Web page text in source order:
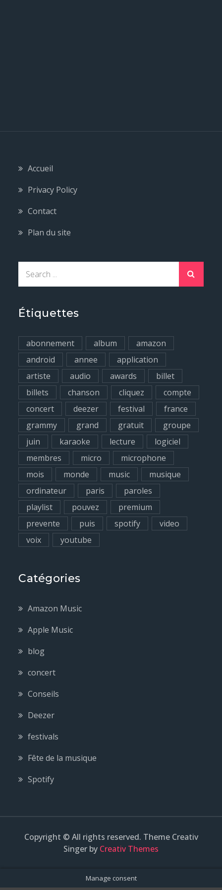
Accueil
Privacy Policy
Contact
Plan du site
r
h
f
o
Étiquettes
abonnement album
amazon
android
annee
application
artiste
audio awards
billet
billets
chanson cliquez
compte
concert
deezer festival
france
grammy
grand gratuit
groupe
juin
karaoke lecture
logiciel
membres
micro
microphone
mois
monde music
musique
ordinateur
paris
paroles
playlist
pouvez
premium
prevente
puis spotify
video
voix
youtube
Catégories
Amazon Music
Apple Music
blog
concert
Conseils
Deezer
festivals
Fête de la musique
Spotify
Copyright © All rights reserved. Theme Creativ
Singer by Creativ Themes
Manage consent